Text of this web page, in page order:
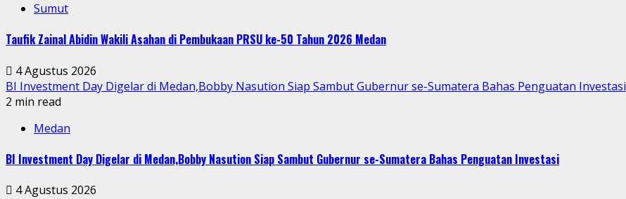
Sumut
Taufik Zainal Abidin Wakili Asahan di Pembukaan PRSU ke-50 Tahun 2026 Medan
4 Agustus 2026
BI Investment Day Digelar di Medan,Bobby Nasution Siap Sambut Gubernur se-Sumatera Bahas Penguatan Investasi
2 min read
Medan
BI Investment Day Digelar di Medan,Bobby Nasution Siap Sambut Gubernur se-Sumatera Bahas Penguatan Investasi
4 Agustus 2026